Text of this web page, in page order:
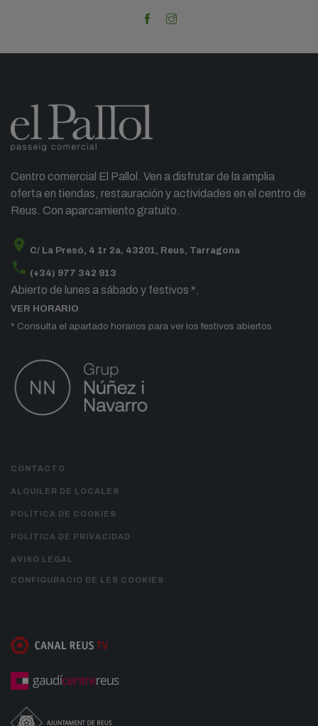
Centro comercial El Pallol. Ven a disfrutar de la amplia
oferta en tiendas, restauración y actividades en el centro de
Reus. Con aparcamiento gratuito.
location_on C/ La Presó, 4 1r 2a, 43201, Reus, Tarragona
phone (+34) 977 342 913
Abierto de lunes a sábado y festivos *.
VER HORARIO
* Consulta el apartado horarios para ver los festivos abiertos
CONTACTO
ALQUILER DE LOCALES
POLÍTICA DE COOKIES
POLÍTICA DE PRIVACIDAD
AVISO LEGAL
CONFIGURACIÓ DE LES COOKIES